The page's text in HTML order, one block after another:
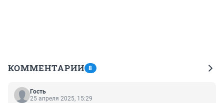
КОММЕНТАРИИ 8
Гость
25 апреля 2025, 15:29